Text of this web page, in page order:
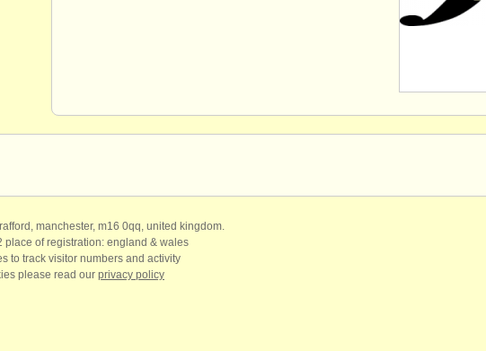
manchester, m16 0qq, united kingdom.
of registration: england & wales
to track visitor numbers and activity
please read our privacy policy